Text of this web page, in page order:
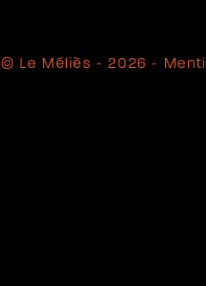
© Le Méliès - 2026 -